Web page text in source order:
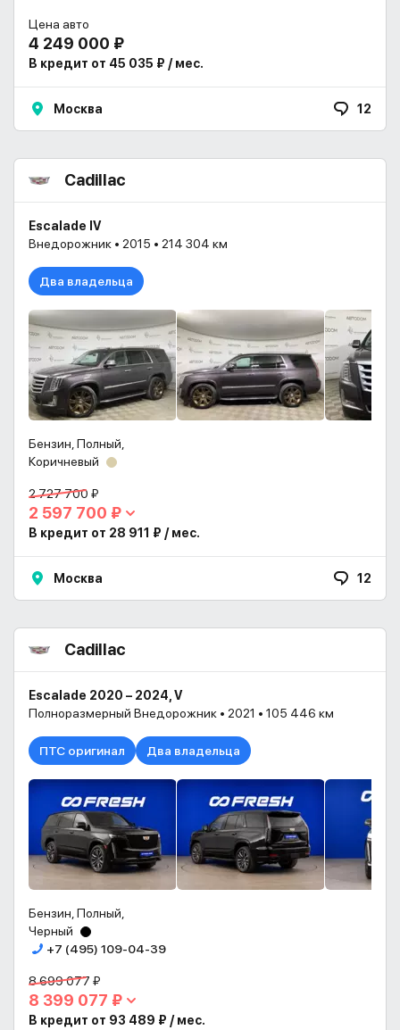
Цена авто
4 249 000 ₽
В кредит от 45 035 ₽ / мес.
Москва 12
Cadillac
Escalade IV
Внедорожник • 2015 • 214 304 км
Два владельца
Бензин, Полный,
Коричневый
2 727 700 ₽
2 597 700 ₽
В кредит от 28 911 ₽ / мес.
Москва 12
Cadillac
Escalade 2020 – 2024, V
Полноразмерный Внедорожник • 2021 • 105 446 км
ПТС оригинал Два владельца
Бензин, Полный,
Черный
+7 (495) 109-04-39
8 699 077 ₽
8 399 077 ₽
В кредит от 93 489 ₽ / мес.